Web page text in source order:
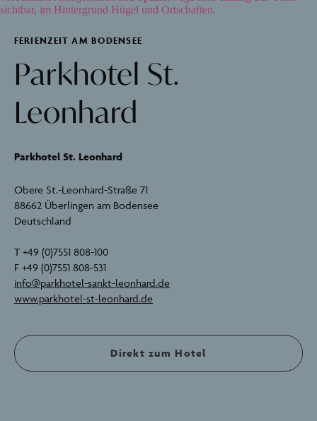
FERIENZEIT AM BODENSEE
Parkhotel St.
Leonhard
Parkhotel St. Leonhard
Obere St.-Leonhard-Straße 71
88662 Überlingen am Bodensee
Deutschland
T +49 (0)7551 808-100
F +49 (0)7551 808-531
info@parkhotel-sankt-leonhard.de
www.parkhotel-st-leonhard.de
Direkt zum Hotel